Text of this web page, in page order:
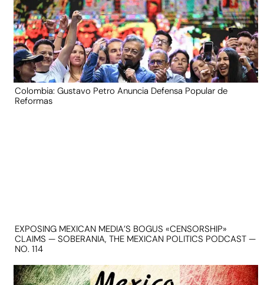
Colombia: Gustavo Petro Anuncia Defensa Popular de
Reformas
EXPOSING MEXICAN MEDIA’S BOGUS «CENSORSHIP»
CLAIMS — SOBERANIA, THE MEXICAN POLITICS PODCAST —
NO. 114